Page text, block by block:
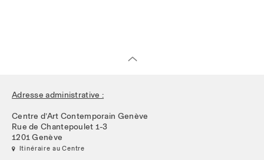
Adresse administrative :
Centre d’Art Contemporain Genève
Rue de Chantepoulet 1-3
1201 Genève
 Itinéraire au Centre